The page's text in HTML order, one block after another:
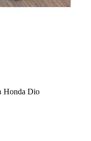
Honda Dio